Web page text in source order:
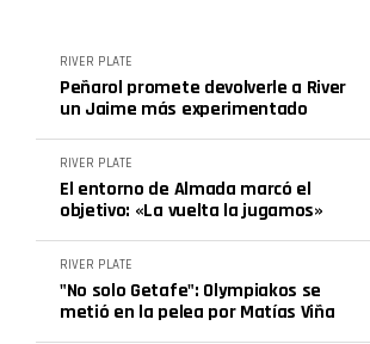
RIVER PLATE
Peñarol promete devolverle a River
un Jaime más experimentado
RIVER PLATE
El entorno de Almada marcó el
objetivo: «La vuelta la jugamos»
RIVER PLATE
"No solo Getafe": Olympiakos se
metió en la pelea por Matías Viña